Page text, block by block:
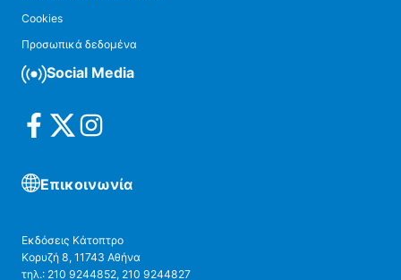
Cookies
Προσωπικά δεδομένα
Social Media
Επικοινωνία
Εκδόσεις Κάτοπτρο
Κορυζή 8, 11743 Αθήνα
τηλ.: 210 9244852, 210 9244827